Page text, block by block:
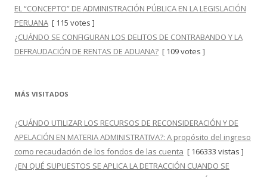
EL “CONCEPTO” DE ADMINISTRACIÓN PÚBLICA EN LA LEGISLACIÓN
PERUANA [ 115 votes ]
¿CUÁNDO SE CONFIGURAN LOS DELITOS DE CONTRABANDO Y LA
DEFRAUDACIÓN DE RENTAS DE ADUANA? [ 109 votes ]
MÁS VISITADOS
¿CUÁNDO UTILIZAR LOS RECURSOS DE RECONSIDERACIÓN Y DE
APELACIÓN EN MATERIA ADMINISTRATIVA?: A propósito del ingreso
como recaudación de los fondos de las cuenta [ 166333 vistas ]
¿EN QUÉ SUPUESTOS SE APLICA LA DETRACCIÓN CUANDO SE